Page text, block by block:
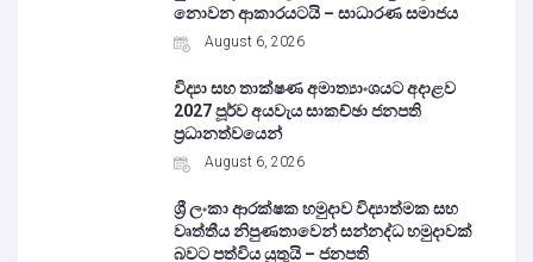
නොවන ආකාරයටයි – සාධාරණ සමාජය
August 6, 2026
විද්‍යා සහ තාක්ෂණ අමාත්‍යාංශයට අදාළව
2027 පූර්ව අයවැය සාකච්ඡා ජනපති
ප්‍රධානත්වයෙන්
August 6, 2026
ශ්‍රී ලංකා ආරක්ෂක හමුදාව විද්‍යාත්මක සහ
වෘත්තීය නිපුණතාවෙන් සන්නද්ධ හමුදාවක්
බවට පත්විය යුතුයි – ජනපති